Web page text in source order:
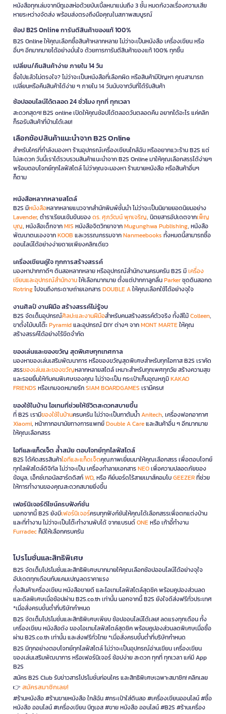
หนังสือทุกเล่มจากบีทูเอสห่อด้วยบับเบิ้ลหนาแน่นถึง 3 ชั้น หมดกังวลเรื่องความเสีย
หายระหว่างจัดส่ง พร้อมส่งตรงถึงมือคุณในสภาพสมบูรณ์
ช้อป B2S Online การันตีสินค้าของแท้ 100%
B2S Online ให้คุณเลือกซื้อสินค้าหลากหลาย ไม่ว่าจะเป็นหนังสือ เครื่องเขียน หรือ
อื่นๆ อีกมากมายได้อย่างมั่นใจ ด้วยการการันตีสินค้าของแท้ 100% ทุกชิ้น
เปลี่ยน/คืนสินค้าง่าย ภายใน 14 วัน
ซื้อไปแล้วไม่ตรงใจ? ไม่ว่าจะเป็นหนังสือที่เลือกผิด หรือสินค้ามีปัญหา คุณสามารถ
เปลี่ยนหรือคืนสินค้าได้ง่าย ๆ ภายใน 14 วันนับจากวันที่ได้รับสินค้า
ช้อปออนไลน์ได้ตลอด 24 ชั่วโมง ทุกที่ ทุกเวลา
สะดวกสุดๆ! B2S online เปิดให้คุณช้อปได้ตลอดวันตลอดคืน อยากได้อะไร แค่คลิก
ก็รอรับสินค้าที่บ้านได้เลย!
เลือกช้อปสินค้าแนะนำจาก B2S Online
สำหรับใครที่กำลังมองหา ร้านอุปกรณ์เครื่องเขียนใกล้ฉัน หรืออยากแวะร้าน B2S แต่
ไม่สะดวก วันนี้เราได้รวบรวมสินค้าแนะนำจาก B2S Online มาให้คุณเลือกสรรได้ง่ายๆ
พร้อมตอบโจทย์ทุกไลฟ์สไตล์ ไม่ว่าคุณจะมองหา ร้านขายหนังสือ หรือสินค้าอื่นๆ
ก็ตาม
หนังสือหลากหลายสไตล์
B2S มีหนังสือหลากหลายแนวจากสำนักพิมพ์ชั้นนำ ไม่ว่าจะเป็นนิยายยอดนิยมอย่าง
Lavender, ตำราเรียนเข้มข้นของดร. ศุภวัฒน์ พุกเจริญ, นิตยสารอัปเดตจากเพ็ญ
บุญ, หนังสือเด็กจากMIS หนังสือจิตวิทยาจากMugunghwa Publishing, หนังสือ
พัฒนาตนเองจากKOOB และวรรณกรรมจากNanmeebooks ทั้งหมดนี้สามารถซื้อ
ออนไลน์ได้อย่างง่ายดายเพียงคลิกเดียว
เครื่องเขียนคู่ใจ ทุกการสร้างสรรค์
มองหาปากกาดีๆ ดินสอหลากหลาย หรืออุปกรณ์สำนักงานครบครัน B2S มีเครื่อง
เขียนและอุปกรณ์สำนักงานให้เลือกมากมาย ตั้งแต่ปากกาลูกลื่นParkerชุดดินสอกด
Rotringไปจนถึงกระดาษถ่ายเอกสารDOUBLE Aให้คุณเลือกใช้ได้อย่างจุใจ
งานศิลป์ งานฝีมือ สร้างสรรค์ไม่รู้จบ
B2S จัดเต็มอุปกรณ์ศิลปะและงานฝีมือสำหรับคนสร้างสรรค์ตัวจริง ทั้งสีไม้Colleen,
ขาตั้งไม้บนโต๊ะPyramidและอุปกรณ์ DIY ต่างๆ จากMONT MARTEให้คุณ
สร้างสรรค์ได้อย่างไร้ขีดจำกัด
ของเล่นและของขวัญ สุดพิเศษทุกเทศกาล
มองหาของเล่นเสริมพัฒนาการ หรือของขวัญสุดพิเศษสำหรับทุกโอกาส B2S เราคัด
สรรของเล่นและของขวัญหลากหลายสไตล์ เหมาะสำหรับทุกเพศทุกวัย สร้างความสุข
และรอยยิ้มให้กับคนพิเศษของคุณ ไม่ว่าจะเป็น กระเป๋าเก็บอุณหภูมิKAKAO
FRIENDS หรือเกมจดหมายรักSIAM BOARDGAMES เรามีครบ!
ของใช้ในบ้าน ไอเทมที่ช่วยให้ชีวิตสะดวกสบายขึ้น
ที่ B2S เรามีของใช้ในบ้านครบครัน ไม่ว่าจะเป็นกาต้มน้ำAnitech, เครื่องฟอกอากาศ
Xiaomi, หน้ากากอนามัยทางการแพทย์Double A Careและสินค้าอื่น ๆ อีกมากมาย
ให้คุณเลือกสรร
ไอทีและแก็ดเจ็ต ล้ำสมัย ตอบโจทย์ทุกไลฟ์สไตล์
B2S ได้คัดสรรสินค้าไอทีและแก็ดเจ็ตคุณภาพเยี่ยมมาให้คุณเลือกสรร เพื่อตอบโจทย์
ทุกไลฟ์สไตล์ดิจิทัล ไม่ว่าจะเป็น เครื่องทำลายเอกสารNEOเพื่อความปลอดภัยของ
ข้อมูล, เอ็กซ์เทอนัลฮาร์ดดิสก์WD, หรือ คีย์บอร์ดไร้สายเมาส์คอมโบGEEZERที่ช่วย
ให้การทำงานของคุณสะดวกสบายยิ่งขึ้น
เฟอร์นิเจอร์ดีไซน์ครบฟังก์ชั่น
นอกจากนี้ B2S ยังมีเฟอร์นิเจอร์ครบทุกฟังก์ชันให้คุณได้เลือกสรรเพื่อตกแต่งบ้าน
และที่ทำงาน ไม่ว่าจะเป็นโต๊ะทำงานพับได้ จากแบรนด์ONEหรือ เก้าอี้ทำงาน
Furradecก็มีให้เลือกครบครัน
โปรโมชั่นและสิทธิพิเศษ
B2S จัดเต็มโปรโมชั่นและสิทธิพิเศษมากมายให้คุณเลือกช้อปออนไลน์ได้อย่างจุใจ
อัปเดตทุกเดือนกับแคมเปญลดราคาแรง
ทั้งสินค้าเครื่องเขียน หนังสือขายดี และไอเทมไลฟ์สไตล์สุดชิค พร้อมคูปองส่วนลด
และดีลพิเศษเมื่อช้อปผ่าน B2S.co.th เท่านั้น นอกจากนี้ B2S ยังใจดีส่งฟรีทั่วประเทศ
*เมื่อสั่งครบขั้นต่ำที่บริษัทกำหนด
B2S จัดเต็มโปรโมชั่นและสิทธิพิเศษเพียบ ช้อปออนไลน์ได้เลย! ลดแรงทุกเดือน ทั้ง
เครื่องเขียน หนังสือดัง ของไอเทมไลฟ์สไตล์สุดชิค พร้อมคูปองส่วนลดพิเศษเมื่อซื้อ
ผ่าน B2S.co.th เท่านั้น และส่งฟรีทั่วไทย *เมื่อสั่งครบขั้นต่ำที่บริษัทกำหนด
B2S มีทุกอย่างตอบโจทย์ทุกไลฟ์สไตล์ ไม่ว่าจะเป็นอุปกรณ์อ่านเขียน เครื่องเขียน
ของเล่นเสริมพัฒนาการ หรือเฟอร์นิเจอร์ ช้อปง่าย สะดวก ทุกที่ ทุกเวลา แค่มี App
B2S
สมัคร B2S Club รับข่าวสารโปรโมชั่นก่อนใคร และสิทธิพิเศษเฉพาะสมาชิก! คลิกเลย
👉 สมัครสมาชิกเลย!
#ร้านหนังสือ #ร้านขายหนังสือ ใกล้ฉัน #กระเป๋าใส่ดินสอ #เครื่องเขียนออนไลน์ #ซื้อ
หนังสือ ออนไลน์ #เครื่องเขียน บีทูเอส #ขาย หนังสือ ออนไลน์ #B2S #ร้านเครื่อง